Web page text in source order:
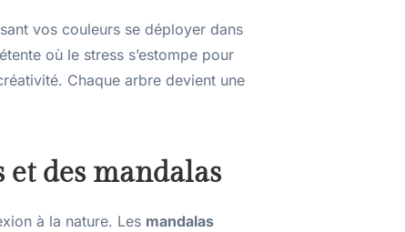
vos couleurs se déployer dans
où le stress s’estompe pour
Chaque arbre devient une
et des mandalas
à la nature. Les mandalas